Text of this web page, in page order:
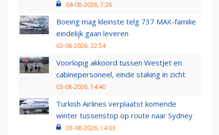
04-08-2026, 7:26
Boeing mag kleinste telg 737 MAX-familie
eindelijk gaan leveren
03-08-2026, 22:54
Voorlopig akkoord tussen WestJet en
cabinepersoneel, einde staking in zicht
03-08-2026, 14:40
Turkish Airlines verplaatst komende
winter tussenstop op route naar Sydney
03-08-2026, 14:03